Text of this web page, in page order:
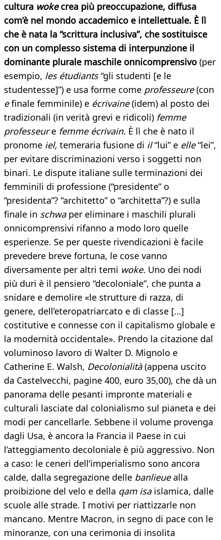
cultura wokecrea più preoccupazione, diffusa
com’è nel mondo accademico e intellettuale. È lì
che è nata la “scrittura inclusiva”, che sostituisce
con un complesso sistema di interpunzione il
dominante plurale maschile onnicomprensivo (per
esempio, les étudiants“gli studenti [e le
studentesse]”) e usa forme come professeure(con
efinale femminile) e écrivaine(idem) al posto dei
tradizionali (in verità grevi e ridicoli) femme
professeure femme écrivain. È lì che è nato il
pronome iel, temeraria fusione di il“lui” e elle“lei”,
per evitare discriminazioni verso i soggetti non
binari. Le dispute italiane sulle terminazioni dei
femminili di professione (“presidente” o
“presidenta”? “architetto” o “architetta”?) e sulla
finale in schwaper eliminare i maschili plurali
onnicomprensivi rifanno a modo loro quelle
esperienze. Se per queste rivendicazioni è facile
prevedere breve fortuna, le cose vanno
diversamente per altri temi woke. Uno dei nodi
più duri è il pensiero “decoloniale”, che punta a
snidare e demolire «le strutture di razza, di
genere, dell’eteropatriarcato e di classe […]
costitutive e connesse con il capitalismo globale e
la modernità occidentale». Prendo la citazione dal
voluminoso lavoro di Walter D. Mignolo e
Catherine E. Walsh, Decolonialità(appena uscito
da Castelvecchi, pagine 400, euro 35,00), che dà un
panorama delle pesanti impronte materiali e
culturali lasciate dal colonialismo sul pianeta e dei
modi per cancellarle. Sebbene il volume provenga
dagli Usa, è ancora la Francia il Paese in cui
l’atteggiamento decoloniale è più aggressivo. Non
a caso: le ceneri dell’imperialismo sono ancora
calde, dalla segregazione delle banlieuealla
proibizione del velo e della qam isaislamica, dalle
scuole alle strade. I motivi per riattizzarle non
mancano. Mentre Macron, in segno di pace con le
minoranze, con una cerimonia di insolita